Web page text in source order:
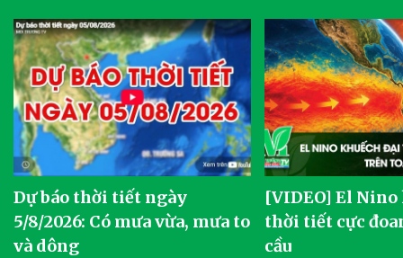
Dự báo thời tiết ngày
5/8/2026: Có mưa vừa, mưa to
và dông
[VIDEO] El
thời tiết cực
cầu